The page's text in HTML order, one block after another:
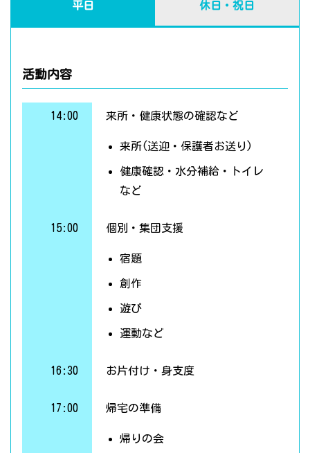
平日 休日・祝日
活動内容
14:00 来所・健康状態の確認など
来所(送迎・保護者お送り)
健康確認・水分補給・トイレ
など
15:00 個別・集団支援
宿題
創作
遊び
運動など
16:30 お片付け・身支度
17:00 帰宅の準備
帰りの会